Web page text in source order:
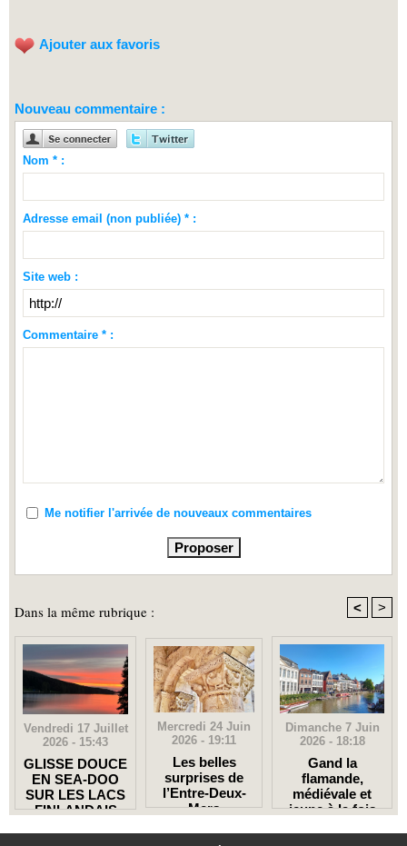
Ajouter aux favoris
Nouveau commentaire :
Nom * :
Adresse email (non publiée) * :
Site web :
Commentaire * :
Me notifier l'arrivée de nouveaux commentaires
Dans la même rubrique : < >
Vendredi 17 Juillet
2026 - 15:43
GLISSE DOUCE
EN SEA-DOO
SUR LES LACS
FINLANDAIS
Mercredi 24 Juin
2026 - 19:11
Les belles
surprises de
l’Entre-Deux-
Mers
Dimanche 7 Juin
2026 - 18:18
Gand la
flamande,
médiévale et
jeune à la fois